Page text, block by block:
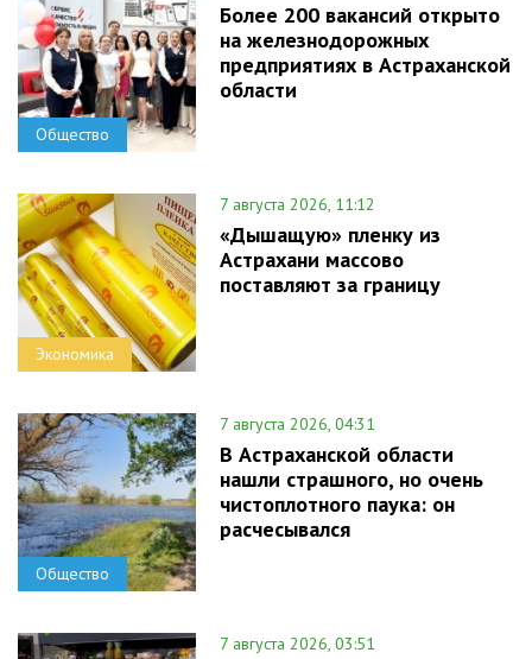
Общество
Более 200 вакансий открыто
на железнодорожных
предприятиях в Астраханской
области
Экономика
7 августа 2026, 11:12
«Дышащую» пленку из
Астрахани массово
поставляют за границу
Общество
7 августа 2026, 04:31
В Астраханской области
нашли страшного, но очень
чистоплотного паука: он
расчесывался
7 августа 2026, 03:51